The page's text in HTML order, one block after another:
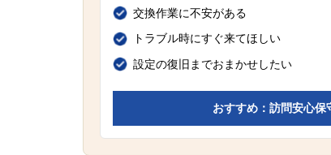
交換作業に不安がある
トラブル時にすぐ来てほしい
設定の復旧までおまかせしたい
おすすめ：訪問安心保